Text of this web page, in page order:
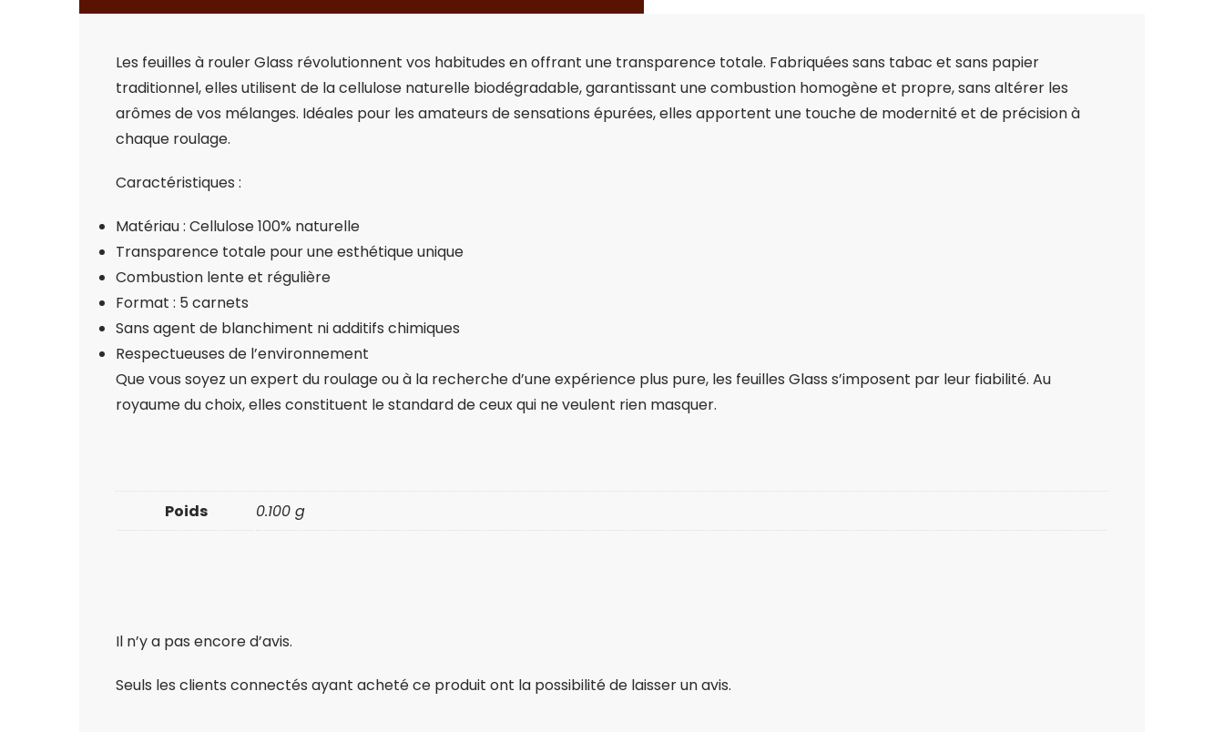
Les feuilles à rouler Glass révolutionnent vos habitudes en offrant une transparence totale. Fabriquées sans tabac et sans papier
traditionnel, elles utilisent de la cellulose naturelle biodégradable, garantissant une combustion homogène et propre, sans altérer les
arômes de vos mélanges. Idéales pour les amateurs de sensations épurées, elles apportent une touche de modernité et de précision à
chaque roulage.
Caractéristiques :
Matériau : Cellulose 100% naturelle
Transparence totale pour une esthétique unique
Combustion lente et régulière
Format : 5 carnets
Sans agent de blanchiment ni additifs chimiques
Respectueuses de l’environnement
Que vous soyez un expert du roulage ou à la recherche d’une expérience plus pure, les feuilles Glass s’imposent par leur fiabilité. Au
royaume du choix, elles constituent le standard de ceux qui ne veulent rien masquer.
Poids 0.100 g
Il n’y a pas encore d’avis.
Seuls les clients connectés ayant acheté ce produit ont la possibilité de laisser un avis.